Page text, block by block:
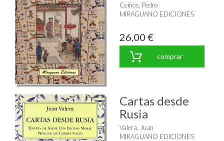
Ceínos, Pedro
MIRAGUANO EDICIONES
26,00 €
comprar
Cartas desde
Rusia
Valera, Juan
MIRAGUANO EDICIONES